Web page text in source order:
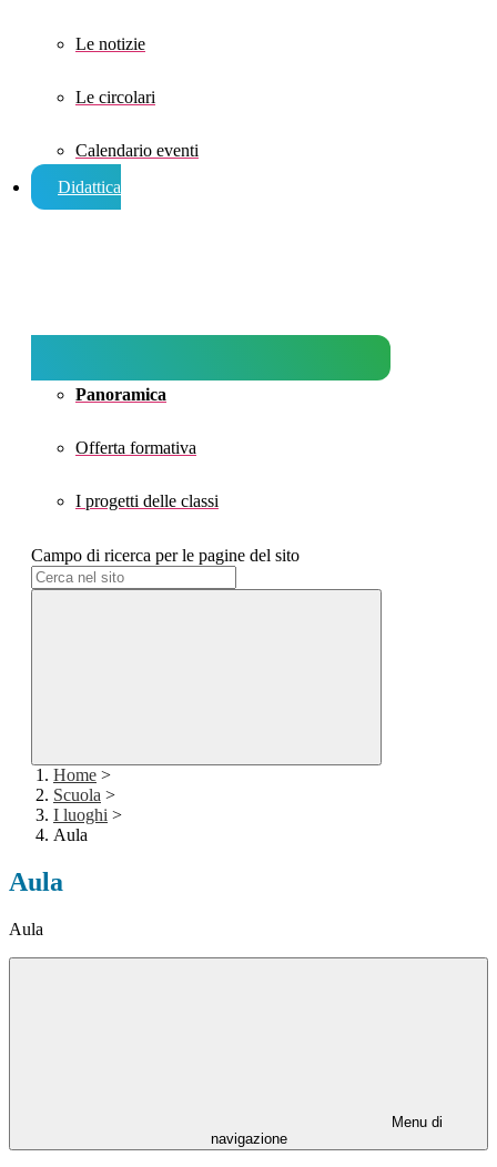
Le notizie
Le circolari
Calendario eventi
Didattica
Panoramica
Offerta formativa
I progetti delle classi
Campo di ricerca per le pagine del sito
Home >
Scuola >
I luoghi >
Aula
Aula
Aula
Menu di
navigazione